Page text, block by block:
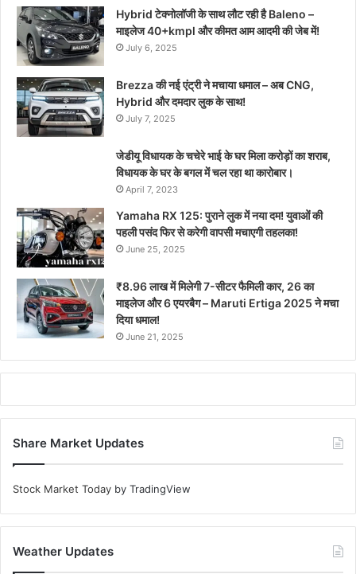
Hybrid टेक्नोलॉजी के साथ लौट रही है Baleno –
माइलेज 40+kmpl और कीमत आम आदमी की जेब में!
July 6, 2025
Brezza की नई एंट्री ने मचाया धमाल – अब CNG,
Hybrid और दमदार लुक के साथ!
July 7, 2025
जेडीयू विधायक के चचेरे भाई के घर मिला करोड़ों का शराब,
विधायक के घर के बगल में चल रहा था कारोबार।
April 7, 2023
Yamaha RX 125: पुराने लुक में नया दम! युवाओं की
पहली पसंद फिर से करेगी वापसी मचाएगी तहलका!
June 25, 2025
₹8.96 लाख में मिलेगी 7-सीटर फैमिली कार, 26 का
माइलेज और 6 एयरबैग – Maruti Ertiga 2025 ने मचा
दिया धमाल!
June 21, 2025
Share Market Updates
Stock Market Today by TradingView
Weather Updates